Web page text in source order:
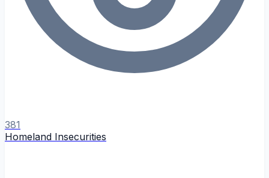
381
Homeland Insecurities